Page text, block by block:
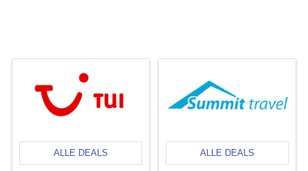
ALLE DEALS ALLE DEALS